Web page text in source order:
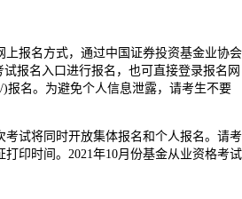
报名方式，通过中国证券投资基金业协会
试报名入口进行报名，也可直接登录报名网
)报名。为避免个人信息泄露，请考生不要
试将同时开放集体报名和个人报名。请考
印时间。2021年10月份基金从业资格考试